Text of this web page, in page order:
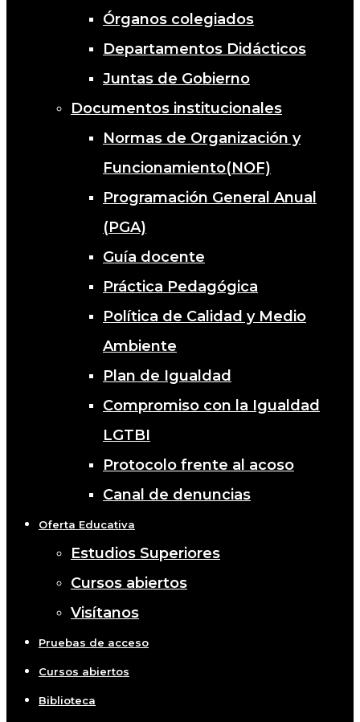
Órganos colegiados
Departamentos Didácticos
Juntas de Gobierno
Documentos institucionales
Normas de Organización y
Funcionamiento(NOF)
Programación General Anual
(PGA)
Guía docente
Práctica Pedagógica
Política de Calidad y Medio
Ambiente
Plan de Igualdad
Compromiso con la Igualdad
LGTBI
Protocolo frente al acoso
Canal de denuncias
Oferta Educativa
Estudios Superiores
Cursos abiertos
Visítanos
Pruebas de acceso
Cursos abiertos
Biblioteca